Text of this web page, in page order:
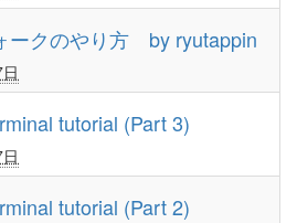
ークのやり方 by ryutappin
tutorial (Part 3)
tutorial (Part 2)